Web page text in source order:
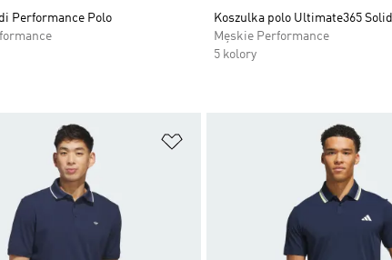
Performance Polo
Koszulka polo Ultimate365 Solid
Męskie Performance
5 kolory